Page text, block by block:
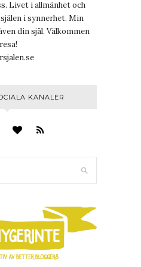
Livet i allmänhet och
i synnerhet. Min
din själ. Välkommen
KANALER